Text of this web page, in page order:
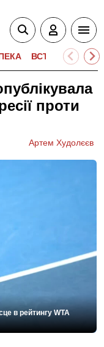
ВСТУПНА
проти
Артем Худолєєв
в рейтингу WTA